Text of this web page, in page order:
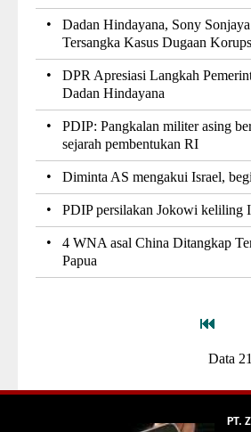
•
Dadan Hindayana, Sony
Tersangka Kasus Dugaan
•
DPR Apresiasi Langkah
Dadan Hindayana
•
PDIP: Pangkalan militer asing
sejarah pembentukan RI
• Diminta AS mengakui Israel,
• PDIP persilakan Jokowi keliling
•
4 WNA asal China Ditangkap
Papua
Data
PT.